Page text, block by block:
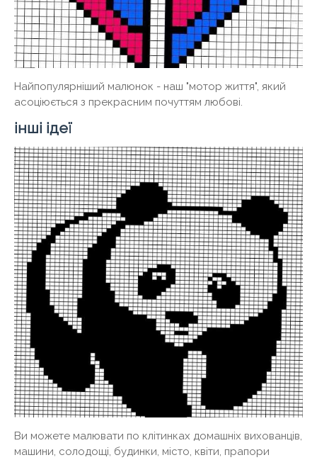
Найпопулярніший малюнок - наш "мотор життя", який
асоціюється з прекрасним почуттям любові.
інші ідеї
Ви можете малювати по клітинках домашніх вихованців,
машини, солодощі, будинки, місто, квіти, прапори